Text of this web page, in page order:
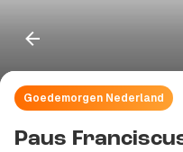
Goedemorgen Nederland
Paus